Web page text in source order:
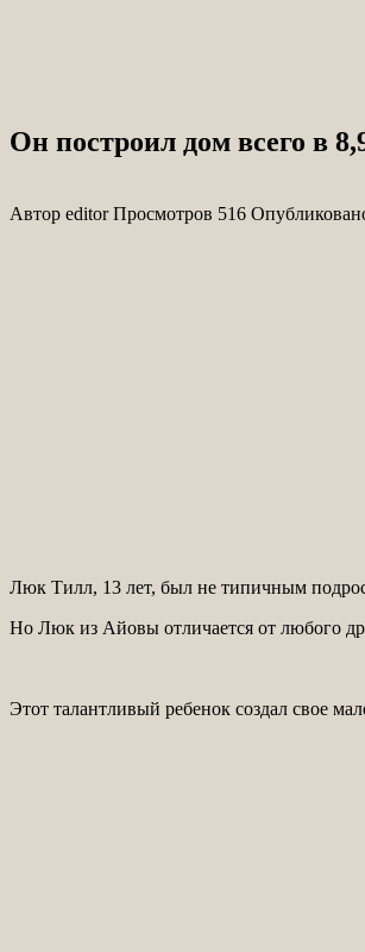
Он построил дом всего в
Автор editor Просмотров 516
Люк Тилл, 13 лет, был не типичным
Но Люк из Айовы отличается от любого
Этот талантливый ребенок создал свое